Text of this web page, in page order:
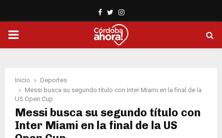
Facebook
TwitterInstagram
PRIMARY
Inicio
Deportes
Messi busca su segundo título con Inter Miami en la final de la
US Open Cup
Messi busca su segundo título con
Inter Miami en la final de la US